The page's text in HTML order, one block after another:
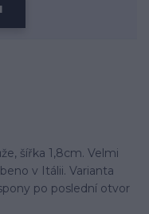
šířka 1,8cm. Velmi
v Itálii. Varianta
po poslední otvor